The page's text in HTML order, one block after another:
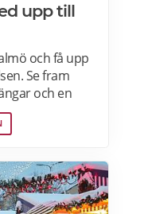
upp till
och få upp
Se fram
och en
allt som
om